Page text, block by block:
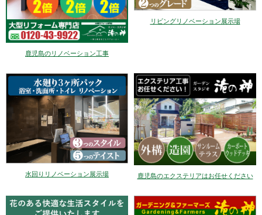
鹿児島のリノベーション工事
リビングリノベーション展示場
水回りリノベーション展示場 鹿児島のエクステリアはお任せください